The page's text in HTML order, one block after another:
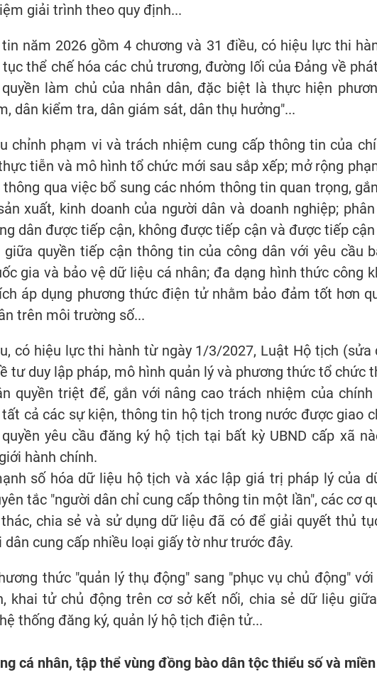
giải trình theo quy định...
năm 2026 gồm 4 chương và 31 điều, có hiệu lực thi
thể chế hóa các chủ trương, đường lối của Đảng về
làm chủ của nhân dân, đặc biệt là thực hiện
dân kiểm tra, dân giám sát, dân thụ hưởng"...
chỉnh phạm vi và trách nhiệm cung cấp thông tin của
tiễn và mô hình tổ chức mới sau sắp xếp; mở rộng
qua việc bổ sung các nhóm thông tin quan trọng,
xuất, kinh doanh của người dân và doanh nghiệp;
dân được tiếp cận, không được tiếp cận và được tiếp
quyền tiếp cận thông tin của công dân với yêu cầu
gia và bảo vệ dữ liệu cá nhân; đa dạng hình thức công
áp dụng phương thức điện tử nhằm bảo đảm tốt hơn
trên môi trường số...
có hiệu lực thi hành từ ngày 1/3/2027, Luật Hộ tịch (sửa
tư duy lập pháp, mô hình quản lý và phương thức tổ chức
quyền triệt để, gắn với nâng cao trách nhiệm của chính
cả các sự kiện, thông tin hộ tịch trong nước được giao
yêu cầu đăng ký hộ tịch tại bất kỳ UBND cấp xã
hành chính.
số hóa dữ liệu hộ tịch và xác lập giá trị pháp lý của
tắc "người dân chỉ cung cấp thông tin một lần", các cơ
chia sẻ và sử dụng dữ liệu đã có để giải quyết thủ
cung cấp nhiều loại giấy tờ như trước đây.
thức "quản lý thụ động" sang "phục vụ chủ động"
khai tử chủ động trên cơ sở kết nối, chia sẻ dữ liệu
thống đăng ký, quản lý hộ tịch điện tử...
cá nhân, tập thể vùng đồng bào dân tộc thiểu số và